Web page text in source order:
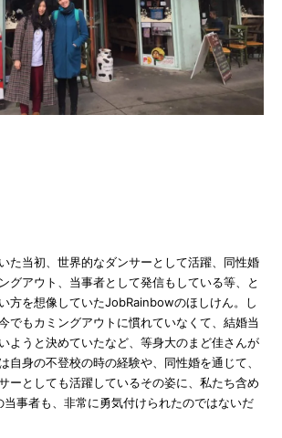
た当初、世界的なダンサーとして活躍、同性婚
グアウト、当事者として発信もしている等、と
方を想像していたJobRainbowのほしけん。し
でもカミングアウトに慣れていなくて、結婚当
ようと決めていたなど、等身大のまど佳さんが
自身の不登校の時の経験や、同性婚を通じて、
ーとしても活躍しているその姿に、私たち含め
当事者も、非常に勇気付けられたのではないだ